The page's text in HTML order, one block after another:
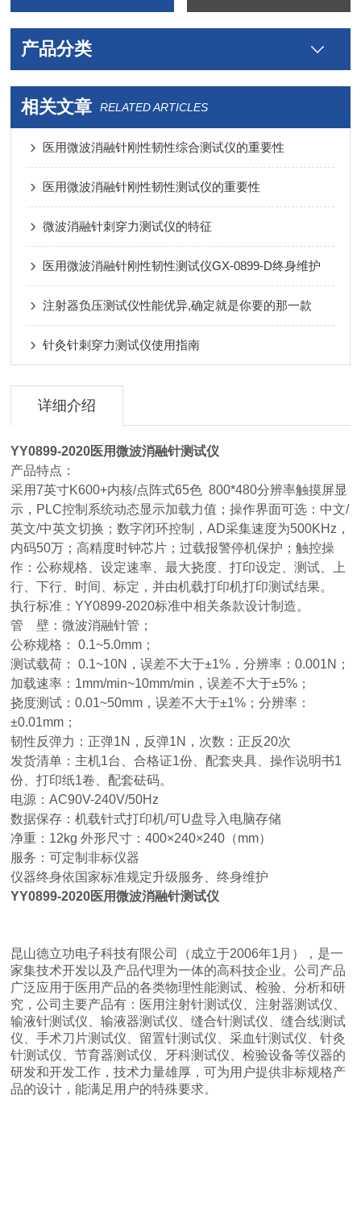
产品分类
相关文章 RELATED ARTICLES
医用微波消融针刚性韧性综合测试仪的重要性
医用微波消融针刚性韧性测试仪的重要性
微波消融针刺穿力测试仪的特征
医用微波消融针刚性韧性测试仪GX-0899-D终身维护
注射器负压测试仪性能优异,确定就是你要的那一款
针灸针刺穿力测试仪使用指南
详细介绍
YY0899-2020医用微波消融针测试仪
产品特点：
采用7英寸K600+内核/点阵式65色 800*480分辨率触摸屏显
示，PLC控制系统动态显示加载力值；操作界面可选：中文/
英文/中英文切换；数字闭环控制，AD采集速度为500KHz，
内码50万；高精度时钟芯片；过载报警停机保护；触控操
作：公称规格、设定速率、最大挠度、打印设定、测试、上
行、下行、时间、标定，并由机载打印机打印测试结果。
执行标准：YY0899-2020标准中相关条款设计制造。
管 壁：微波消融针管；
公称规格： 0.1~5.0mm；
测试载荷： 0.1~10N，误差不大于±1%，分辨率：0.001N；
加载速率：1mm/min~10mm/min，误差不大于±5%；
挠度测试：0.01~50mm，误差不大于±1%；分辨率：
±0.01mm；
韧性反弹力：正弹1N，反弹1N，次数：正反20次
发货清单：主机1台、合格证1份、配套夹具、操作说明书1
份、打印纸1卷、配套砝码。
电源：AC90V-240V/50Hz
数据保存：机载针式打印机/可U盘导入电脑存储
净重：12kg 外形尺寸：400×240×240（mm）
服务：可定制非标仪器
仪器终身依国家标准规定升级服务、终身维护
YY0899-2020医用微波消融针测试仪
昆山德立功电子科技有限公司（成立于2006年1月），是一
家集技术开发以及产品代理为一体的高科技企业。公司产品
广泛应用于医用产品的各类物理性能测试、检验、分析和研
究，公司主要产品有：医用注射针测试仪、注射器测试仪、
输液针测试仪、输液器测试仪、缝合针测试仪、缝合线测试
仪、手术刀片测试仪、留置针测试仪、采血针测试仪、针灸
针测试仪、节育器测试仪、牙科测试仪、检验设备等仪器的
研发和开发工作，技术力量雄厚，可为用户提供非标规格产
品的设计，能满足用户的特殊要求。